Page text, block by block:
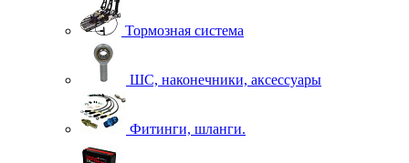
Тормозная система
ШС, наконечники, аксессуары
Фитинги, шланги.